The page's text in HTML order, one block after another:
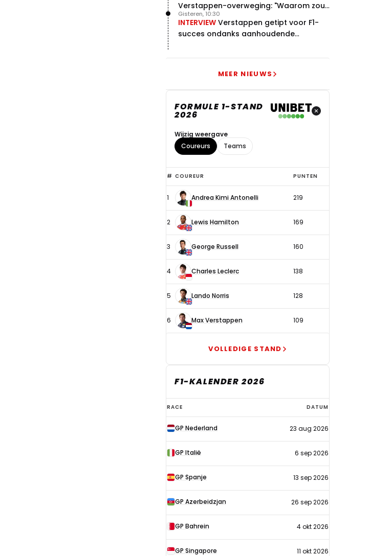
Verstappen-overweging: "Waarom zou
je?"
INTERVIEW Verstappen getipt voor F1-
succes ondanks aanhoudende
Gisteren, 10:30
MEER NIEUWS
FORMULE 1-STAND
2026
Wijzig weergave
Coureurs
Teams
Top
6
coureurs
# COUREUR PUNTEN
1 Andrea Kimi Antonelli 219
2 Lewis Hamilton 169
3 George Russell 160
4 Charles Leclerc 138
5 Lando Norris 128
6 Max Verstappen 109
VOLLEDIGE STAND
F1-KALENDER 2026
F1-
kalender
2026
RACE DATUM
GP Nederland 23 aug 2026
GP Italië 6 sep 2026
GP Spanje 13 sep 2026
GP Azerbeidzjan 26 sep 2026
GP Bahrein 4 okt 2026
GP Singapore 11 okt 2026